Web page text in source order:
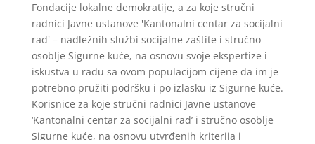
Fondacije lokalne demokratije, a za koje stručni
radnici Javne ustanove 'Kantonalni centar za socijalni
rad' – nadležnih službi socijalne zaštite i stručno
osoblje Sigurne kuće, na osnovu svoje ekspertize i
iskustva u radu sa ovom populacijom cijene da im je
potrebno pružiti podršku i po izlasku iz Sigurne kuće.
Korisnice za koje stručni radnici Javne ustanove
‘Kantonalni centar za socijalni rad’ i stručno osoblje
Sigurne kuće, na osnovu utvrđenih kriterija i